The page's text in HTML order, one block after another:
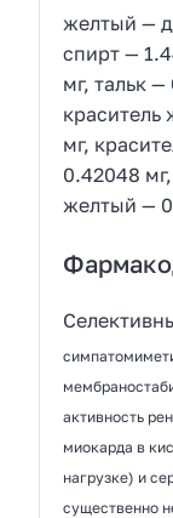
желтый —
спирт —
мг, тальк
мг,
0.42048
желтый —
активность
миокарда в
нагрузке) и
существенно